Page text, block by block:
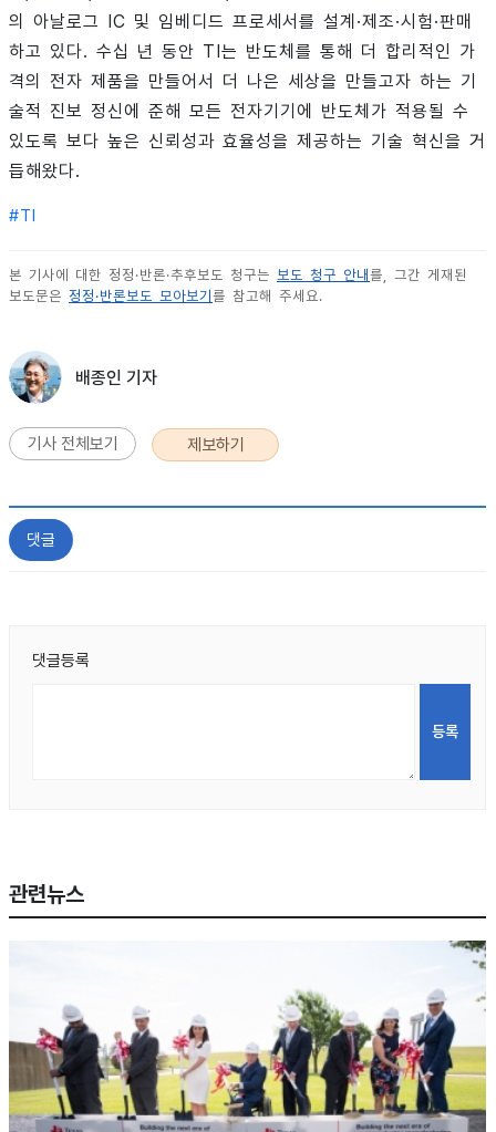
의 아날로그 IC 및 임베디드 프로세서를 설계·제조·시험·판매
하고 있다. 수십 년 동안 TI는 반도체를 통해 더 합리적인 가
격의 전자 제품을 만들어서 더 나은 세상을 만들고자 하는 기
술적 진보 정신에 준해 모든 전자기기에 반도체가 적용될 수
있도록 보다 높은 신뢰성과 효율성을 제공하는 기술 혁신을 거
듭해왔다.
#TI
본 기사에 대한 정정·반론·추후보도 청구는 보도 청구 안내 를, 그간 게재된
보도문은 정정·반론보도 모아보기 를 참고해 주세요.
배종인 기자
기사 전체보기 제보하기
댓글
댓글등록
관련뉴스